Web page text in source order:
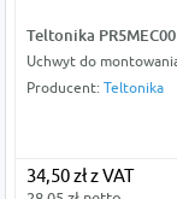
Teltonika
Uchwyt do
Producent: Teltonika
34,50 zł z VAT